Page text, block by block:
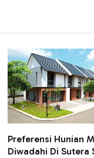
Preferensi Hunian
Diwadahi Di Sutera